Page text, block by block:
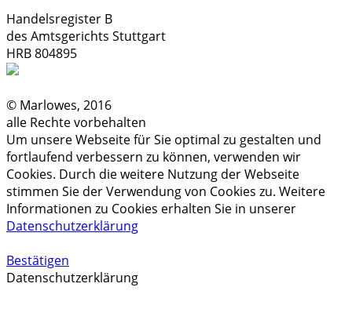
Handelsregister B
des Amtsgerichts Stuttgart
HRB 804895
© Marlowes, 2016
alle Rechte vorbehalten
Um unsere Webseite für Sie optimal zu gestalten und
fortlaufend verbessern zu können, verwenden wir
Cookies. Durch die weitere Nutzung der Webseite
stimmen Sie der Verwendung von Cookies zu. Weitere
Informationen zu Cookies erhalten Sie in unserer
Datenschutzerklärung
Bestätigen
Datenschutzerklärung